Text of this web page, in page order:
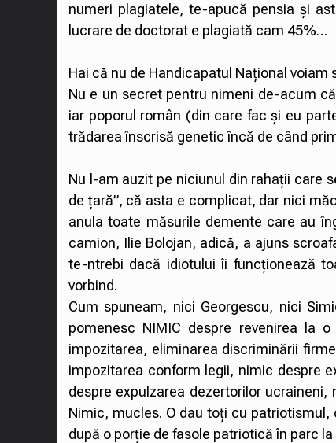
numeri plagiatele, te-apucă pensia și
lucrare de doctorat e plagiată cam 45%…
Hai că nu de Handicapatul Național
Nu e un secret pentru nimeni de-acum
iar poporul român (din care fac și eu
trădarea înscrisă genetic încă de când
Nu l-am auzit pe niciunul din rahații care
de țară”, că asta e complicat, dar nici
anula toate măsurile demente care au
camion, Ilie Bolojan, adică, a ajuns
te-ntrebi dacă idiotului îi funcționează
vorbind.
Cum spuneam, nici Georgescu, nici
pomenesc NIMIC despre revenirea la
impozitarea, eliminarea discriminării
impozitarea conform legii, nimic despre
despre expulzarea dezertorilor
Nimic, mucles. O dau toți cu
după o porție de fasole patriotică în parc